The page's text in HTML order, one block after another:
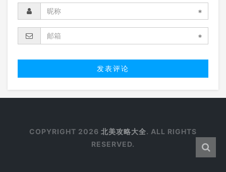
*
*
COPYRIGHT 2026 北美攻略大全. ALL RIGHTS
RESERVED.